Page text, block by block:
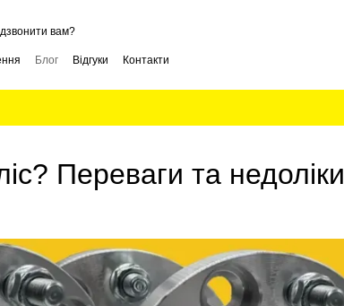
вам?
Блог Відгуки Контакти
Переваги та недоліки